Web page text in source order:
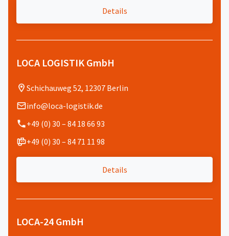
Details
LOCA LOGISTIK GmbH
Schichauweg 52, 12307 Berlin
info@loca-logistik.de
+49 (0) 30 – 84 18 66 93
+49 (0) 30 – 84 71 11 98
Details
LOCA-24 GmbH